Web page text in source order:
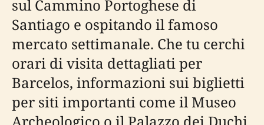
sul Cammino Portoghese di
Santiago e ospitando il famoso
mercato settimanale. Che tu cerchi
orari di visita dettagliati per
Barcelos, informazioni sui biglietti
per siti importanti come il Museo
Archeologico o il Palazzo dei Duchi,